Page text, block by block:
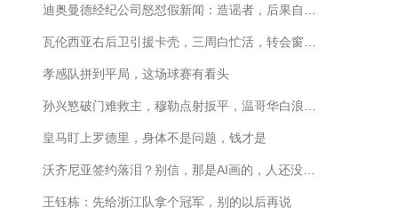
迪奥曼德经纪公司怒怼假新闻：造谣者，后果自负！
瓦伦西亚右后卫引援卡壳，三周白忙活，转会窗快关上了！
孝感队拼到平局，这场球赛有看头
孙兴慜破门难救主，穆勒点射扳平，温哥华白浪主场1-1战平洛杉矶
皇马盯上罗德里，身体不是问题，钱才是
沃齐尼亚签约落泪？别信，那是AI画的，人还没签字呢
王钰栋：先给浙江队拿个冠军，别的以后再说